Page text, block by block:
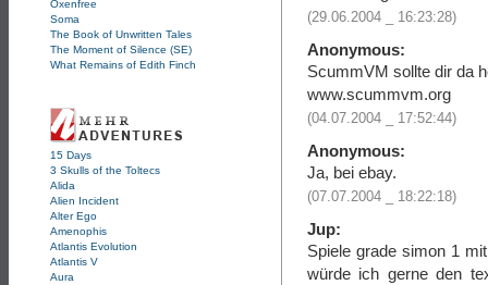
Oxenfree
Soma
The Book of Unwritten Tales
The Moment of Silence (SE)
What Remains of Edith Finch
15 Days
3 Skulls of the Toltecs
Alida
Alien Incident
Alter Ego
Amenophis
Atlantis Evolution
Atlantis V
Aura
(29.06.2004 _ 16:23:28)
Anonymous:
ScummVM sollte dir da
www.scummvm.org
(04.07.2004 _ 17:52:44)
Anonymous:
Ja, bei ebay.
(07.07.2004 _ 18:22:18)
Jup:
Spiele grade simon 1
würde ich gerne den